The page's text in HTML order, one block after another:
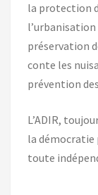
la protection
l’urbanisation
préservation
conte les
prévention
L’ADIR,
la
toute